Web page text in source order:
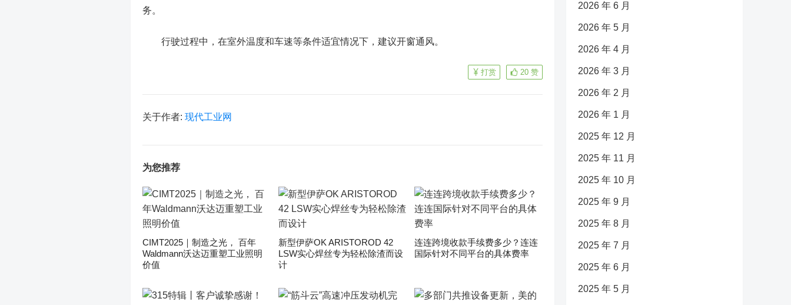
务。
行驶过程中，在室外温度和车速等条件适宜情况下，建议开窗通风。
20 赞
打赏
关于作者: 现代工业网
为您推荐
CIMT2025｜制造之光， 百年
Waldmann沃达迈重塑工业照明
价值
新型伊萨OK ARISTOROD 42
LSW实心焊丝专为轻松除渣而设
计
连连跨境收款手续费多少？连连
国际针对不同平台的具体费率
2026 年 6 月
2026 年 5 月
2026 年 4 月
2026 年 3 月
2026 年 2 月
2026 年 1 月
2025 年 12 月
2025 年 11 月
2025 年 10 月
2025 年 9 月
2025 年 8 月
2025 年 7 月
2025 年 6 月
2025 年 5 月